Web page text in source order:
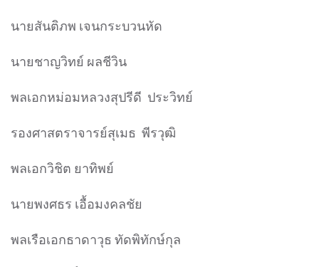
นายสันติภพ เจนกระบวนหัด
นายชาญวิทย์ ผลชีวิน
พลเอกหม่อมหลวงสุปรีดี ประวิทย์
รองศาสตราจารย์สุเมธ พีรวุฒิ
พลเอกวิชิต ยาทิพย์
นายพงศธร เอื้อมงคลชัย
พลเรือเอกธาดาวุธ ทัดพิทักษ์กุล